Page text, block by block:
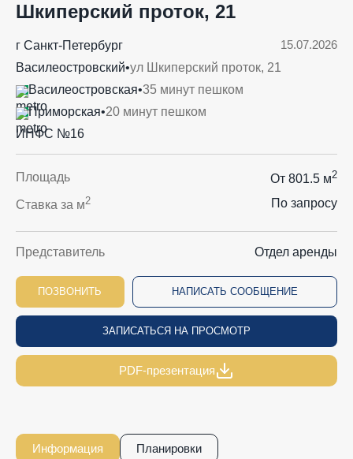
Шкиперский проток, 21
15.07.2026
г Санкт-Петербург
Василеостровский•ул Шкиперский проток, 21
Василеостровская•35 минут пешком
Приморская•20 минут пешком
ИНФС №16
Площадь От 801.5 м2
Ставка за м2 По запросу
Представитель Отдел аренды
ПОЗВОНИТЬ НАПИСАТЬ СООБЩЕНИЕ
ЗАПИСАТЬСЯ НА ПРОСМОТР
PDF-презентация
Информация Планировки